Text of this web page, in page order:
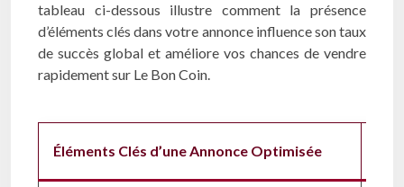
tableau ci-dessous illustre comment la présence
d’éléments clés dans votre annonce influence son taux
de succès global et améliore vos chances de vendre
rapidement sur Le Bon Coin.
Éléments Clés d’une Annonce Optimisée